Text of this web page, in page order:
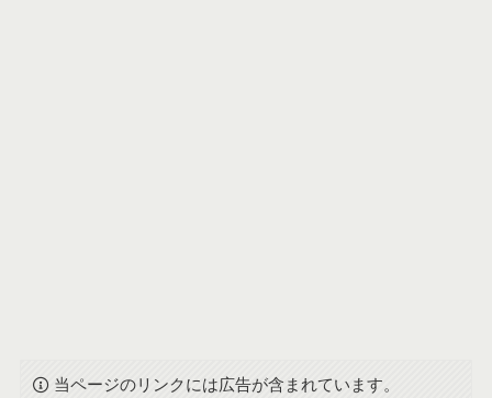
当ページのリンクには広告が含まれています。